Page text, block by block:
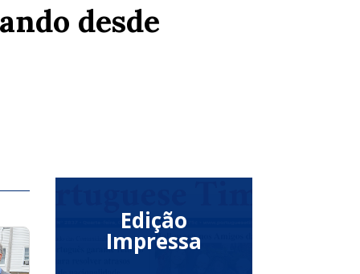
desde
Edição
Impressa